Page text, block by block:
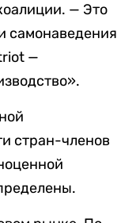
— Это
самонаведения
—
стран-членов